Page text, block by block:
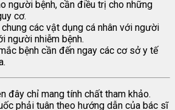
người bệnh, cần điều trị cho những
cơ.
các vật dụng cá nhân với người
người nhiễm bệnh.
bệnh cần đến ngay các cơ sở y tế
đây chỉ mang tính chất tham khảo.
phải tuân theo hướng dẫn của bác sĩ